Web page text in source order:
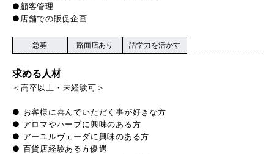
●顧客管理
●店舗での販促企画
急募 路面店あり 語学力を活かす
求める人材
＜高卒以上・未経験可＞
● お客様に喜んでいただく事が好きな方
● アロマやハーブに興味のある方
● アーユルヴェーダに興味のある方
● 百貨店経験ある方優遇